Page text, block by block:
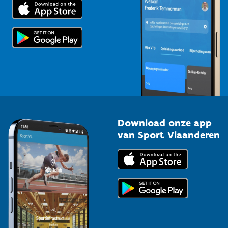
Topsporters
Voor de pers
Download onze app
van Sport Vlaanderen